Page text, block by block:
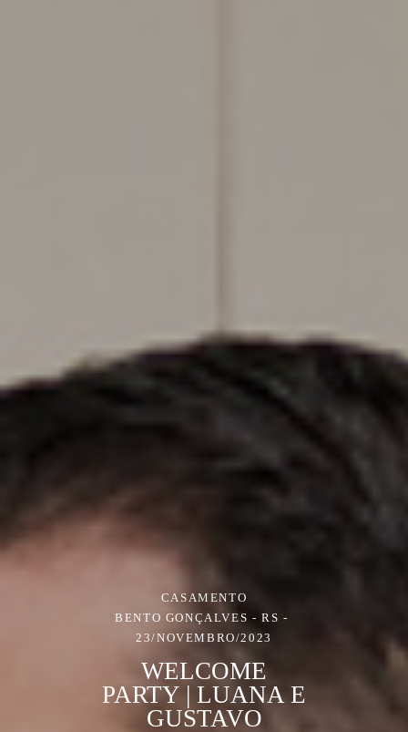
CASAMENTO
BENTO GONÇALVES - RS
23/NOVEMBRO/2023
WELCOME
PARTY | LUANA E
GUSTAVO